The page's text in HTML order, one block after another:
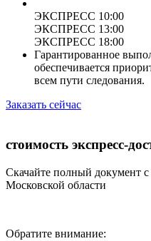
ЭКСПРЕСС 10:00
ЭКСПРЕСС 13:00
ЭКСПРЕСС 18:00
Гарантированное
обеспечивается
всем пути следования.
Заказать сейчас
стоимость экспресс-
Скачайте полный документ
Московской области
Обратите внимание: